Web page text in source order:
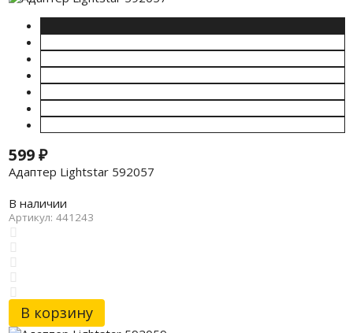
599₽
Адаптер Lightstar 592057
В наличии
Артикул: 441243
В корзину